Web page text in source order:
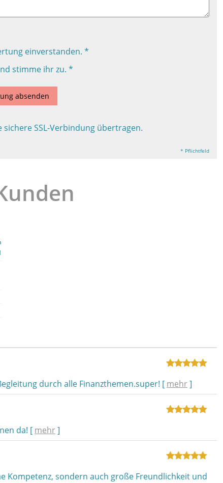
einverstanden. *
stimme ihr zu. *
absenden
SSL-Verbindung übertragen.
* Pflichtfeld
durch alle Finanzthemen.super! [ mehr]
da! [ mehr]
Kompetenz, sondern auch große Freundlichkeit und